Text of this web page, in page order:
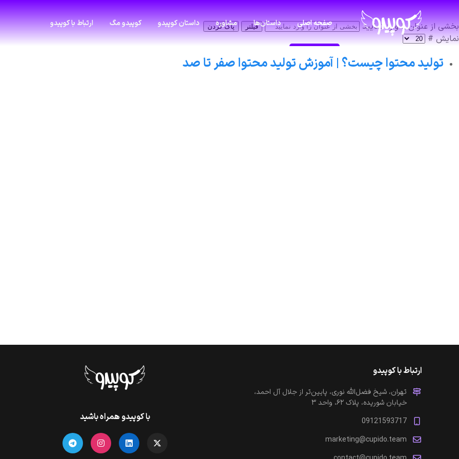
صفحه اصلی داستان‌ها مشاوره داستان کوپیدو کوپیدو مگ ارتباط با کوپیدو بخشی از عنوان را وارد نمایید فیلتر پاک کردن
نمایش #
تولید محتوا چیست؟ | آموزش تولید محتوا صفر تا صد
ارتباط با کوپیدو
تهران، شیخ فضل‌الله نوری، پایین‌تر از جلال آل احمد،
خیابان شوریده، پلاک ۶۲، واحد ۳
09121593717
marketing@cupido.team
با کوپیدو همراه باشید